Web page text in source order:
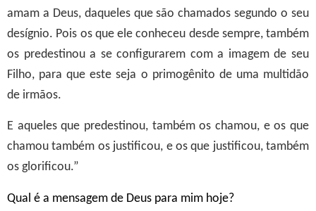
amam a Deus, daqueles que são chamados segundo o seu
desígnio. Pois os que ele conheceu desde sempre, também
os predestinou a se configurarem com a imagem de seu
Filho, para que este seja o primogênito de uma multidão
de irmãos.
E aqueles que predestinou, também os chamou, e os que
chamou também os justificou, e os que justificou, também
os glorificou.”
Qual é a mensagem de Deus para mim hoje?